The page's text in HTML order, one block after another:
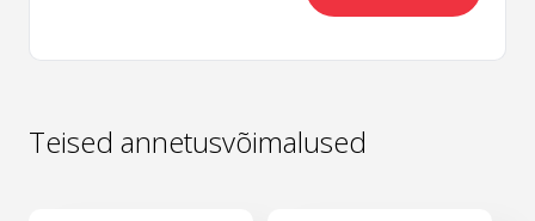
Teised annetusvõimalused